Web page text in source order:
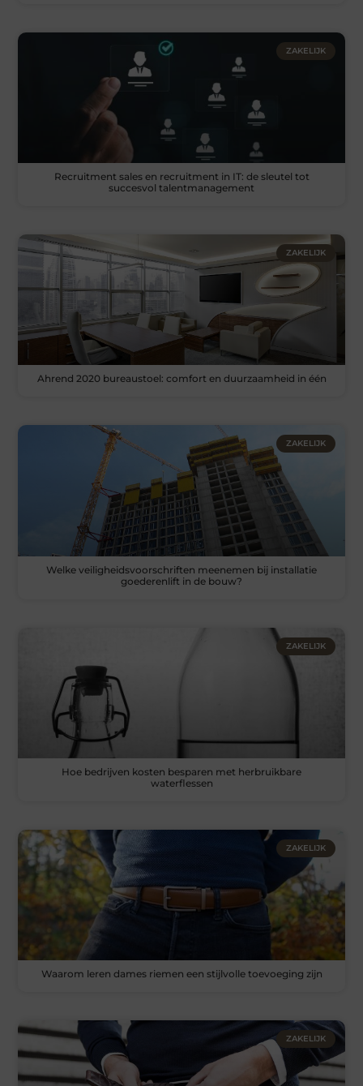
ZAKELIJK
Recruitment sales en recruitment in IT: de sleutel tot
succesvol talentmanagement
ZAKELIJK
Ahrend 2020 bureaustoel: comfort en duurzaamheid in één
ZAKELIJK
Welke veiligheidsvoorschriften meenemen bij installatie
goederenlift in de bouw?
ZAKELIJK
Hoe bedrijven kosten besparen met herbruikbare
waterflessen
ZAKELIJK
Waarom leren dames riemen een stijlvolle toevoeging zijn
ZAKELIJK